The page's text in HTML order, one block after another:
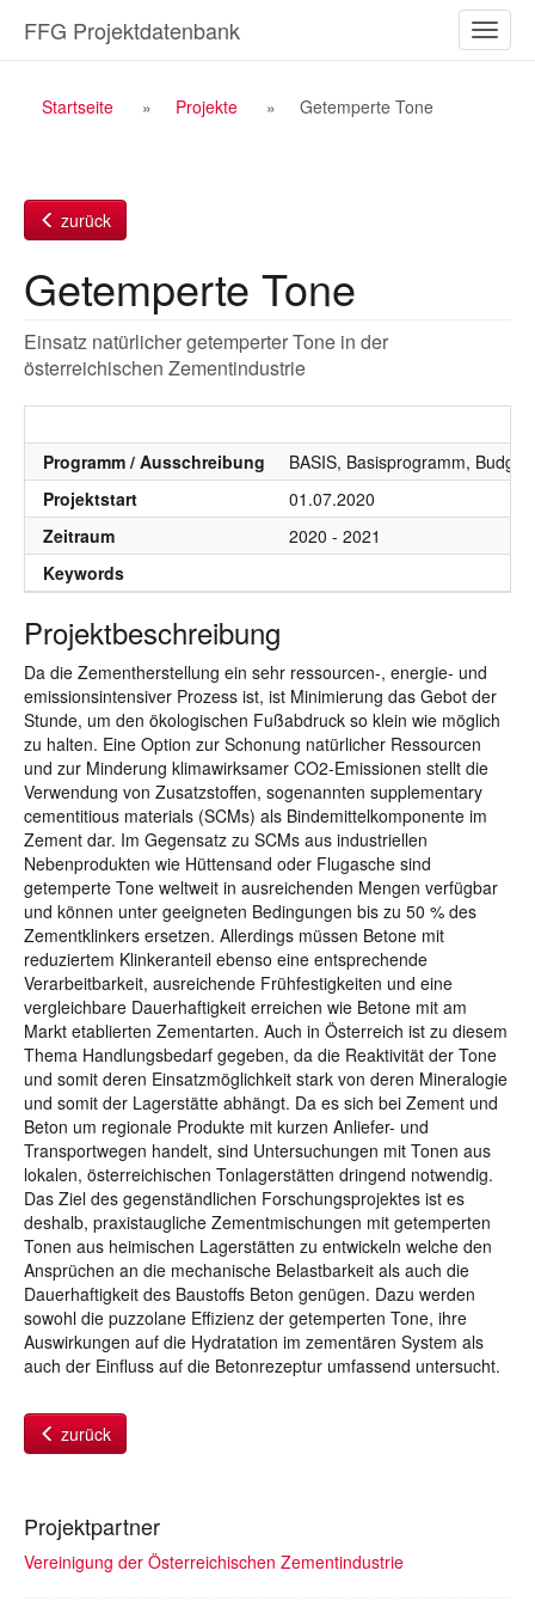
Inhalt
ein-/
FFG Projektdatenbank
Breadcrumb
Startseite Projekte Getemperte Tone
zurück
Getemperte Tone
Einsatz natürlicher getemperter Tone in der
österreichischen Zementindustrie
Programm / Ausschreibung
BASIS, Basisprogramm,
Projektstart
01.07.2020
Zeitraum
2020 - 2021
Keywords
Projektbeschreibung
Da die Zementherstellung ein sehr ressourcen-, energie- und
emissionsintensiver Prozess ist, ist Minimierung das Gebot der
Stunde, um den ökologischen Fußabdruck so klein wie möglich
zu halten. Eine Option zur Schonung natürlicher Ressourcen
und zur Minderung klimawirksamer CO2-Emissionen stellt die
Verwendung von Zusatzstoffen, sogenannten supplementary
cementitious materials (SCMs) als Bindemittelkomponente im
Zement dar. Im Gegensatz zu SCMs aus industriellen
Nebenprodukten wie Hüttensand oder Flugasche sind
getemperte Tone weltweit in ausreichenden Mengen verfügbar
und können unter geeigneten Bedingungen bis zu 50 % des
Zementklinkers ersetzen. Allerdings müssen Betone mit
reduziertem Klinkeranteil ebenso eine entsprechende
Verarbeitbarkeit, ausreichende Frühfestigkeiten und eine
vergleichbare Dauerhaftigkeit erreichen wie Betone mit am
Markt etablierten Zementarten. Auch in Österreich ist zu diesem
Thema Handlungsbedarf gegeben, da die Reaktivität der Tone
und somit deren Einsatzmöglichkeit stark von deren Mineralogie
und somit der Lagerstätte abhängt. Da es sich bei Zement und
Beton um regionale Produkte mit kurzen Anliefer- und
Transportwegen handelt, sind Untersuchungen mit Tonen aus
lokalen, österreichischen Tonlagerstätten dringend notwendig.
Das Ziel des gegenständlichen Forschungsprojektes ist es
deshalb, praxistaugliche Zementmischungen mit getemperten
Tonen aus heimischen Lagerstätten zu entwickeln welche den
Ansprüchen an die mechanische Belastbarkeit als auch die
Dauerhaftigkeit des Baustoffs Beton genügen. Dazu werden
sowohl die puzzolane Effizienz der getemperten Tone, ihre
Auswirkungen auf die Hydratation im zementären System als
auch der Einfluss auf die Betonrezeptur umfassend untersucht.
zurück
Projektpartner
Vereinigung der Österreichischen Zementindustrie